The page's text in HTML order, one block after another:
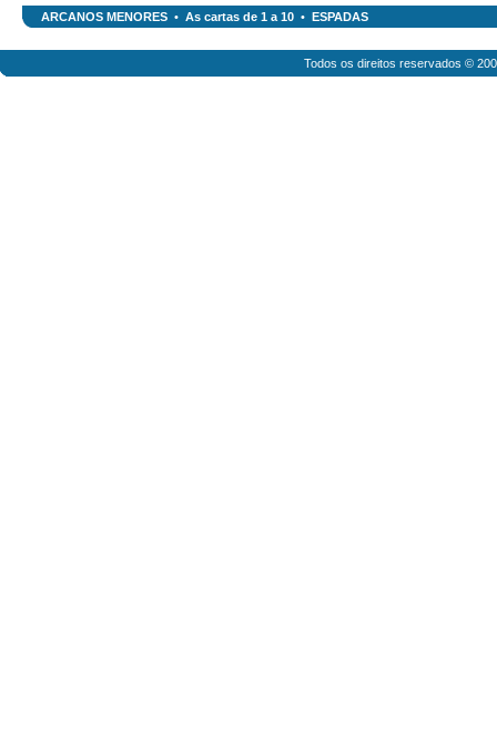
ARCANOS MENORES • As cartas de 1 a 10 • ESPADAS
Todos os direitos reservados ©